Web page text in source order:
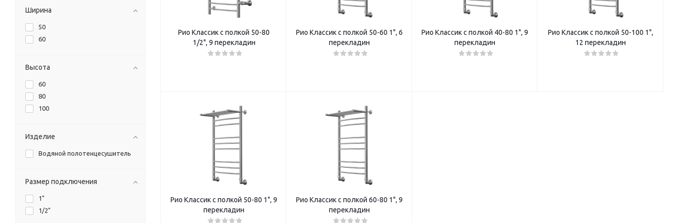
Рио Классик с полкой 50-80
1/2", 9 перекладин
Рио Классик с полкой 50-60 1", 6
перекладин
Рио Классик с полкой 40-80 1", 9
перекладин
Рио Классик с полкой 50-100 1",
12 перекладин
Рио Классик с полкой 50-80 1", 9
перекладин
Рио Классик с полкой 60-80 1", 9
перекладин
Ширина
50
60
Высота
60
80
100
Изделие
Водяной полотенцесушитель
Размер подключения
1"
1/2"